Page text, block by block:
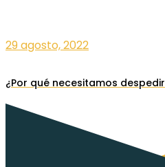
29 agosto, 2022
¿Por qué necesitamos